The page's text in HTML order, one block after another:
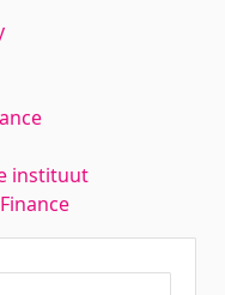
instituut